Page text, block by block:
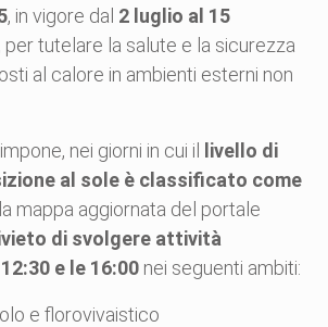
, in vigore dal 2 luglio al 15
, per tutelare la salute e la sicurezza
al calore in ambienti esterni non
nei giorni in cui il
livello di
al sole è classificato come
mappa aggiornata del portale
di svolgere attività
e le 16:00 nei seguenti ambiti:
e florovivaistico